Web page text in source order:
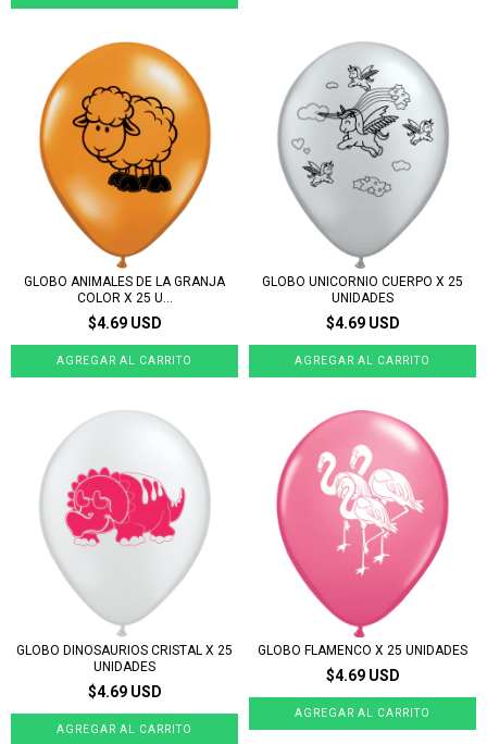
GLOBO ANIMALES DE LA GRANJA
COLOR X 25 U...
$4.69 USD
GLOBO UNICORNIO CUERPO X 25
UNIDADES
$4.69 USD
GLOBO DINOSAURIOS CRISTAL X 25
UNIDADES
$4.69 USD
GLOBO FLAMENCO X 25 UNIDADES
$4.69 USD